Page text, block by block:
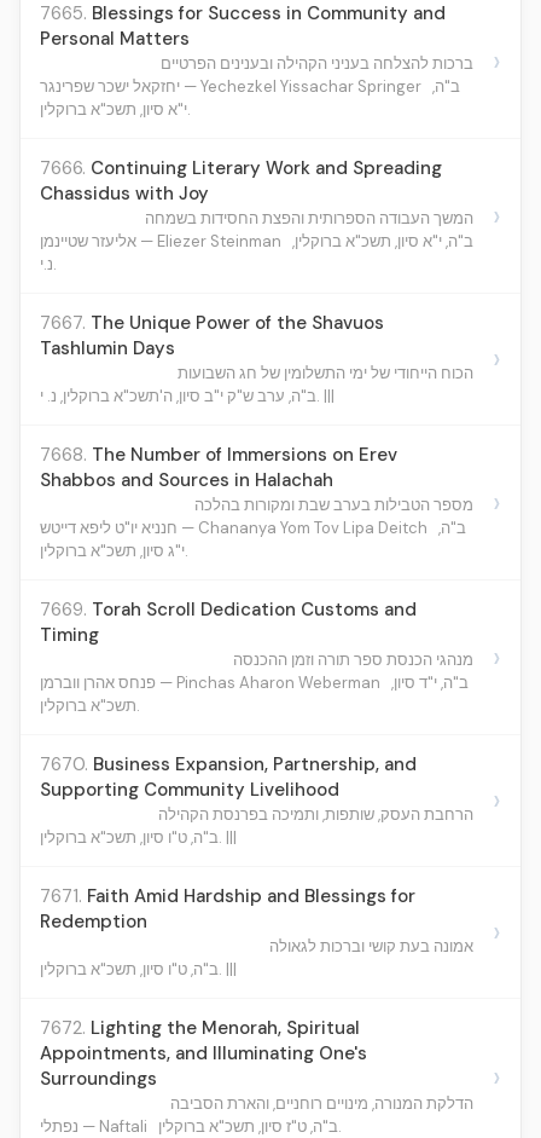
7665. Blessings for Success in Community and
Personal Matters
ברכות להצלחה בעניני הקהילה ובענינים הפרטיים
יחזקאל ישכר שפרינגר — Yechezkel Yissachar Springer ב"ה,
י"א סיון, תשכ"א ברוקלין.
›
7666. Continuing Literary Work and Spreading
Chassidus with Joy
המשך העבודה הספרותית והפצת החסידות בשמחה
אליעזר שטיינמן — Eliezer Steinman ב"ה, י"א סיון, תשכ"א ברוקלין,
נ.י.
›
7667. The Unique Power of the Shavuos
Tashlumin Days
הכוח הייחודי של ימי התשלומין של חג השבועות
ב"ה, ערב ש"ק י"ב סיון, ה'תשכ"א ברוקלין, נ. י. |||
›
7668. The Number of Immersions on Erev
Shabbos and Sources in Halachah
מספר הטבילות בערב שבת ומקורות בהלכה
חנניא יו"ט ליפא דייטש — Chananya Yom Tov Lipa Deitch ב"ה,
י"ג סיון, תשכ"א ברוקלין.
›
7669. Torah Scroll Dedication Customs and
Timing
מנהגי הכנסת ספר תורה וזמן ההכנסה
פנחס אהרן ווברמן — Pinchas Aharon Weberman ב"ה, י"ד סיון,
תשכ"א ברוקלין.
›
7670. Business Expansion, Partnership, and
Supporting Community Livelihood
הרחבת העסק, שותפות, ותמיכה בפרנסת הקהילה
ב"ה, ט"ו סיון, תשכ"א ברוקלין. |||
›
7671. Faith Amid Hardship and Blessings for
Redemption
אמונה בעת קושי וברכות לגאולה
ב"ה, ט"ו סיון, תשכ"א ברוקלין. |||
›
7672. Lighting the Menorah, Spiritual
Appointments, and Illuminating One's
Surroundings
הדלקת המנורה, מינויים רוחניים, והארת הסביבה
נפתלי — Naftali
ב"ה, ט"ז סיון, תשכ"א ברוקלין.
›